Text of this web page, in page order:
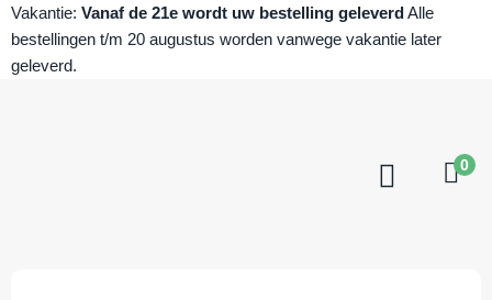
Vakantie: Vanaf de 21e wordt uw bestelling geleverdAlle
bestellingen t/m 20 augustus worden vanwege vakantie later
geleverd.
0